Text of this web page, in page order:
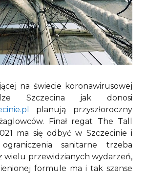
na świecie koronawirusowej
Szczecina jak donosi
planują przyszłoroczny
Finał regat The Tall
ma się odbyć w Szczecinie i
sanitarne trzeba
wielu przewidzianych wydarzeń,
formule ma i tak szanse